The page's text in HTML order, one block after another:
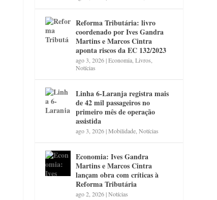
Reforma Tributária: livro
coordenado por Ives Gandra
Martins e Marcos Cintra
aponta riscos da EC 132/2023
ago 3, 2026|Economia ,Livros
Notícias
Linha 6-Laranja registra mais
de 42 mil passageiros no
primeiro mês de operação
assistida
ago 3, 2026|Mobilidade ,Notícias
Economia: Ives Gandra
Martins e Marcos Cintra
lançam obra com críticas à
Reforma Tributária
ago 2, 2026|Notícias